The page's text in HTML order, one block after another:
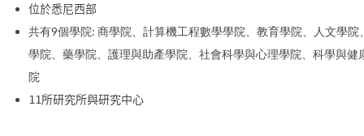
位於悉尼西部
共有9個學院: 商學院、 計算機工程數學學院、 教育學院、 人文學院
學院、藥學院、護理與助產學院、社會科學與心理學院、科學與健
院
11所研究所與研究中心